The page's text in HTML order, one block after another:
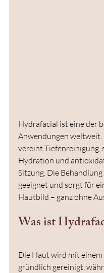
Hydrafacial ist eine der
Anwendungen weltweit.
vereint Tiefenreinigung,
Hydration und
Sitzung. Die
geeignet und sorgt für
Hautbild – ganz ohne
Was ist
Die Haut wird mit
gründlich gereinigt,